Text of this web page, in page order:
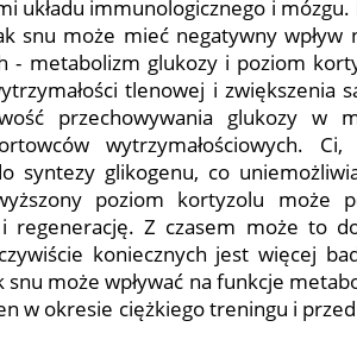
układu immunologicznego i mózgu.
snu może mieć negatywny wpływ
- metabolizm glukozy i poziom
tlenowej i zwiększenia
przechowywania glukozy w
wytrzymałościowych.
syntezy glikogenu, co
poziom kortyzolu może
regenerację. Z czasem może to
koniecznych jest więcej
może wpływać na funkcje
w okresie ciężkiego treningu i